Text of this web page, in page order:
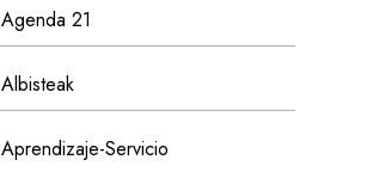
Agenda 21
Albisteak
Aprendizaje-Servicio